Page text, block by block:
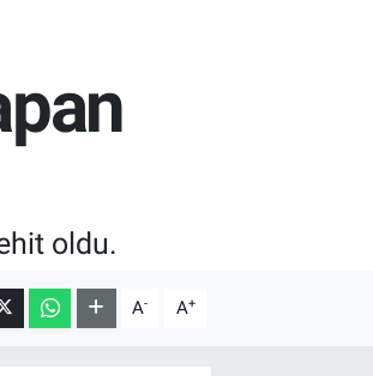
oldu.
A- A+